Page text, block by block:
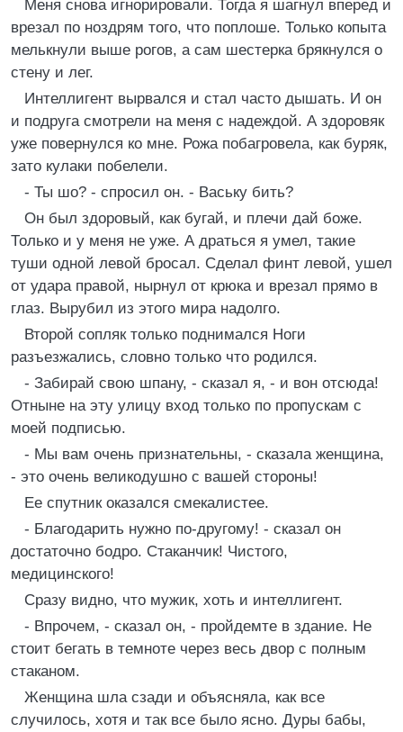
Меня снова игнорировали. Тогда я шагнул вперед и
врезал по ноздрям того, что поплоше. Только копыта
мелькнули выше рогов, а сам шестерка брякнулся о
стену и лег.
Интеллигент вырвался и стал часто дышать. И он
и подруга смотрели на меня с надеждой. А здоровяк
уже повернулся ко мне. Рожа побагровела, как буряк,
зато кулаки побелели.
- Ты шо? - спросил он. - Ваську бить?
Он был здоровый, как бугай, и плечи дай боже.
Только и у меня не уже. А драться я умел, такие
туши одной левой бросал. Сделал финт левой, ушел
от удара правой, нырнул от крюка и врезал прямо в
глаз. Вырубил из этого мира надолго.
Второй сопляк только поднимался Ноги
разъезжались, словно только что родился.
- Забирай свою шпану, - сказал я, - и вон отсюда!
Отныне на эту улицу вход только по пропускам с
моей подписью.
- Мы вам очень признательны, - сказала женщина,
- это очень великодушно с вашей стороны!
Ее спутник оказался смекалистее.
- Благодарить нужно по-другому! - сказал он
достаточно бодро. Стаканчик! Чистого,
медицинского!
Сразу видно, что мужик, хоть и интеллигент.
- Впрочем, - сказал он, - пройдемте в здание. Не
стоит бегать в темноте через весь двор с полным
стаканом.
Женщина шла сзади и объясняла, как все
случилось, хотя и так все было ясно. Дуры бабы,